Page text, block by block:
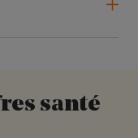
santé